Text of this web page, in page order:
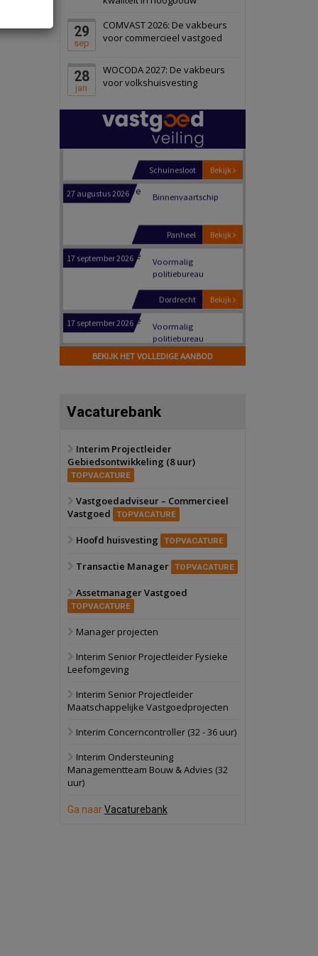
29
sep
COMVAST 2026: De vakbeurs
voor commercieel vastgoed
28
jan
WOCODA 2027: De vakbeurs
voor volkshuisvesting
Schiedam
22 september 2026 Attractiepark
Bekijk
Oranje
28 september 2026
bedrijventerrein
Schuinesloot
Binnenvaartschip
Bekijk
Panheel
Voormalig
politiebureau
Dordrecht
Voormalig
politiebureau
Hilversum
17 september 2026
Voormalig
Zwanenburg
6 oktober 2026
Oranje
28 september 2026
bedrijventerrein
Bekijk
Schuinesloot
politiebureau
17 september 2026
Voormalig
BEKIJK HET VOLLEDIGE AANBOD
Vacaturebank
Interim Projectleider
Gebiedsontwikkeling (8 uur)
TOPVACATURE
Vastgoedadviseur – Commercieel
Vastgoed
TOPVACATURE
Hoofd huisvesting TOPVACATURE
Transactie Manager TOPVACATURE
Assetmanager Vastgoed
TOPVACATURE
Manager projecten
Interim Senior Projectleider Fysieke
Leefomgeving
Interim Senior Projectleider
Maatschappelijke Vastgoedprojecten
Interim Concerncontroller (32 - 36 uur)
Interim Ondersteuning
Managementteam Bouw & Advies (32
uur)
Ga naarVacaturebank